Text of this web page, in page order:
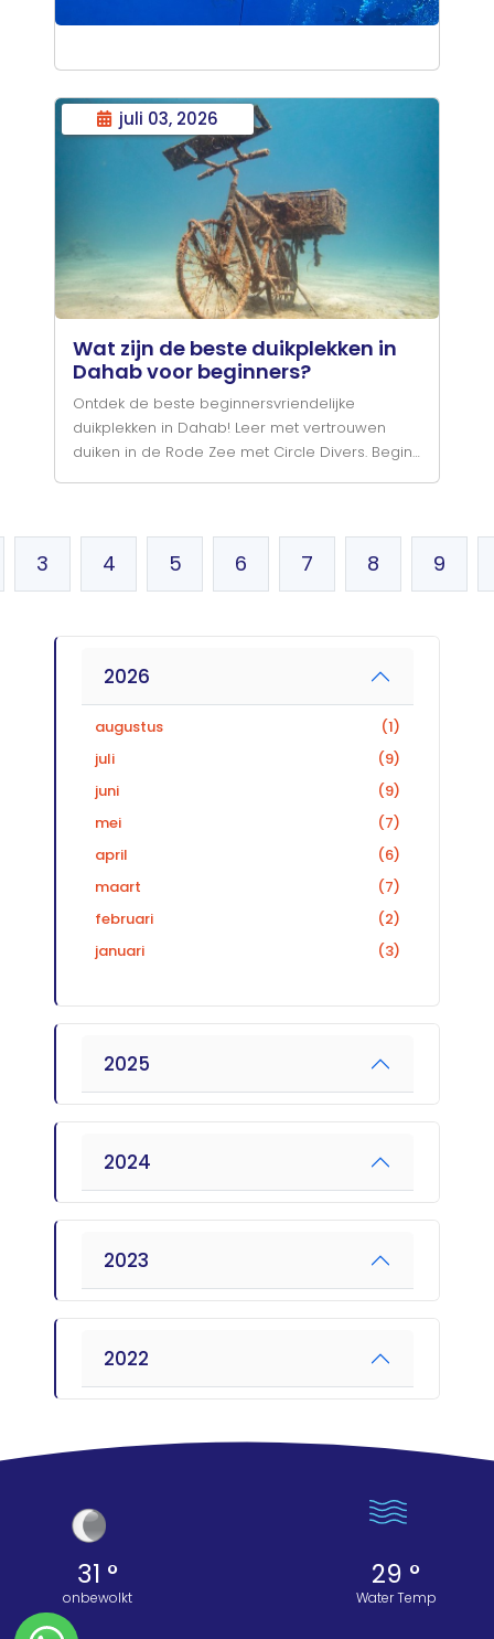
juli 03, 2026
Wat zijn de beste duikplekken in
Dahab voor beginners?
Ontdek de beste beginnersvriendelijke
duikplekken in Dahab! Leer met vertrouwen
duiken in de Rode Zee met Circle Divers. Begin
3 4 5 6 7 8 9
2026
augustus
(1)
juli
(9)
juni
(9)
mei
(7)
april
(6)
maart
(7)
februari
(2)
januari
(3)
2025
2024
2023
2022
31 °
onbewolkt
29 °
Water Temp